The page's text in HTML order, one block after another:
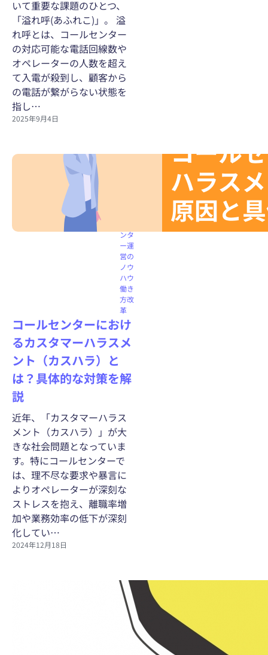
いて重要な課題のひとつ、
「溢れ呼(あふれこ)」。 溢
れ呼とは、コールセンター
の対応可能な電話回線数や
オペレーターの人数を超え
て入電が殺到し、顧客から
の電話が繋がらない状態を
指し…
2025年9月4日
ンタ
ー運
営の
ノウ
ハウ
働き
方改
革
コールセンターにおけ
るカスタマーハラスメ
ント（カスハラ）と
は？具体的な対策を解
説
近年、「カスタマーハラス
メント（カスハラ）」が大
きな社会問題となっていま
す。特にコールセンターで
は、理不尽な要求や暴言に
よりオペレーターが深刻な
ストレスを抱え、離職率増
加や業務効率の低下が深刻
化してい…
2024年12月18日
コー
ルセ
ンタ
ー機